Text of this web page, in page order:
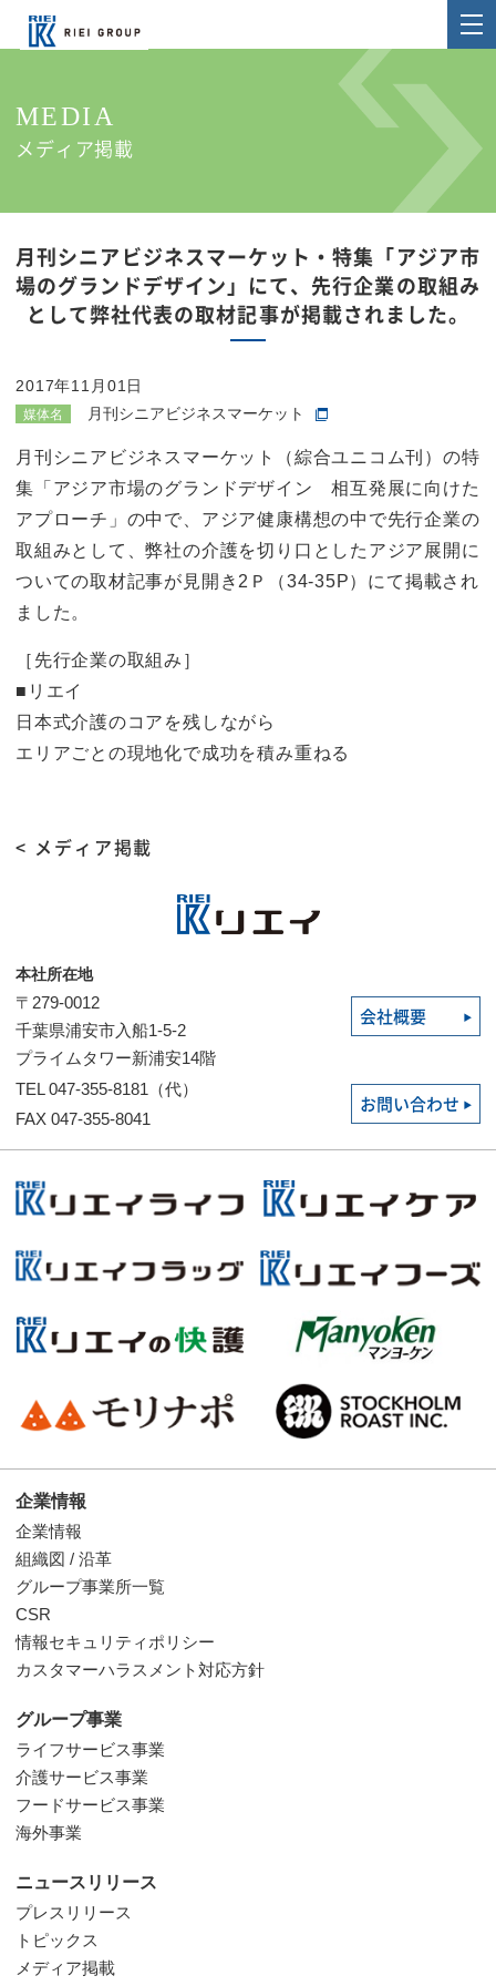
MEDIA
メディア掲載
月刊シニアビジネスマーケット・特集「アジア市
場のグランドデザイン」にて、先行企業の取組み
として弊社代表の取材記事が掲載されました。
2017年11月01日
媒体名 月刊シニアビジネスマーケット
月刊シニアビジネスマーケット（綜合ユニコム刊）の特
集「アジア市場のグランドデザイン 相互発展に向けた
アプローチ」の中で、アジア健康構想の中で先行企業の
取組みとして、弊社の介護を切り口としたアジア展開に
ついての取材記事が見開き2Ｐ（34-35P）にて掲載され
ました。
［先行企業の取組み］
■リエイ
日本式介護のコアを残しながら
エリアごとの現地化で成功を積み重ねる
< メディア掲載
本社所在地
〒279-0012
千葉県浦安市入船1-5-2
プライムタワー新浦安14階
会社概要
TEL 047-355-8181（代）
FAX 047-355-8041
お問い合わせ
企業情報
企業情報
組織図 / 沿革
グループ事業所一覧
CSR
情報セキュリティポリシー
カスタマーハラスメント対応方針
グループ事業
ライフサービス事業
介護サービス事業
フードサービス事業
海外事業
ニュースリリース
プレスリリース
トピックス
メディア掲載